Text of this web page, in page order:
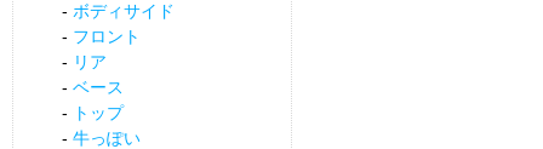
ボディサイド
フロント
リア
ベース
トップ
牛っぽい